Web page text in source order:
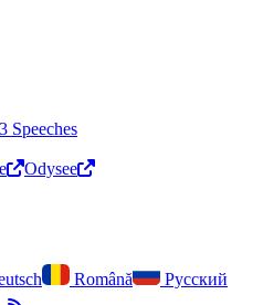
Speeches
Odysee
Română
Русский